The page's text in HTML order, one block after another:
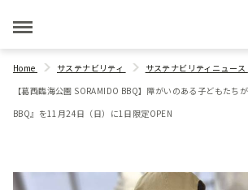
Home サステナビリティ
サステナビリティニュース
【葛西臨海公園 SORAMIDO BBQ】障がいのある子どもたち
BBQ』を11月24日（日）に1日限定OPEN